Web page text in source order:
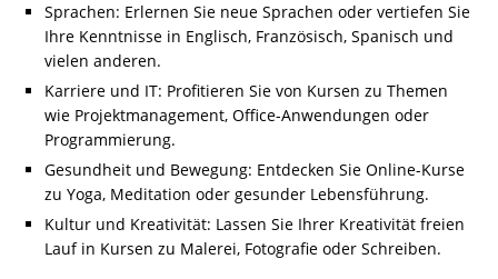
Sprachen: Erlernen Sie neue Sprachen oder vertiefen Sie
Ihre Kenntnisse in Englisch, Französisch, Spanisch und
vielen anderen.
Karriere und IT: Profitieren Sie von Kursen zu Themen
wie Projektmanagement, Office-Anwendungen oder
Programmierung.
Gesundheit und Bewegung: Entdecken Sie Online-Kurse
zu Yoga, Meditation oder gesunder Lebensführung.
Kultur und Kreativität: Lassen Sie Ihrer Kreativität freien
Lauf in Kursen zu Malerei, Fotografie oder Schreiben.